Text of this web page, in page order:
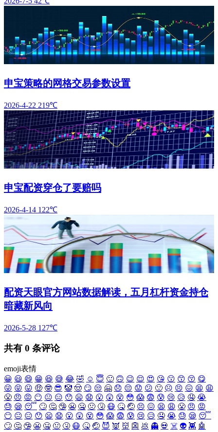
申宝策略的网格交易参数设置
2026-4-22 219℃
申宝配资穿仓了要赔吗
2026-4-14 122℃
配资天眼官方网站数据解读，五月杠杆资金持仓
暗藏新风向
2026-5-28 127℃
共有 0 条评论
emoji表情
😀 😃 😄 😁 😆 😅 😂 🤣 ☺️ 😇 🙂 🙃 😉 😌 😍 😘 😗 😙 😚 😋
😜 😝 😛 🤑 🤓 😎 🤡 🤠 😏 😒 🤗 😞 😔 😟 😕 🙁 ☹️ 😣 😖 😫 😩
😤 😠 😡 😶 😐 😑 😯 😦 😧 😮 😲 😵 😳 😱 😨 😰 😢 😥 🤤 😭
😓 😪 😴 🙄 🤔 🤥 😬 🤐 🤢 🤧 😷 🤒 🤕 😣 😖 😫 😩 😤 😠 😡
😶 😐 😑 😯 😦 😧 😮 😲 😵 😳 😱 😨 😰 😢 😥 🤤 😭 😓 😪 😴
🙄 🤔 🤥 😬 🤐 🤢 🤧 😷 🤒 🤕 😈 👿 👹 👺 💩 👻 💀 ☠️ 👽 👾 🤖